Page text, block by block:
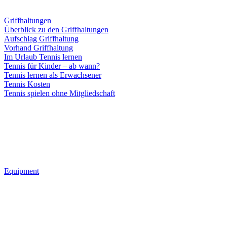
Griffhaltungen
Überblick zu den Griffhaltungen
Aufschlag Griffhaltung
Vorhand Griffhaltung
Im Urlaub Tennis lernen
Tennis für Kinder – ab wann?
Tennis lernen als Erwachsener
Tennis Kosten
Tennis spielen ohne Mitgliedschaft
Equipment